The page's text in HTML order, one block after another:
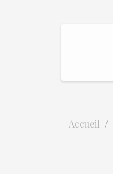
Accueil